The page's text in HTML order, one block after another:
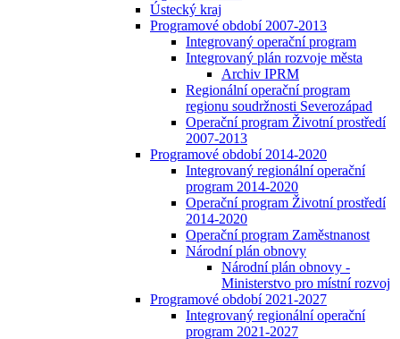
Ústecký kraj
Programové období 2007-2013
Integrovaný operační program
Integrovaný plán rozvoje města
Archiv IPRM
Regionální operační program
regionu soudržnosti Severozápad
Operační program Životní prostředí
2007-2013
Programové období 2014-2020
Integrovaný regionální operační
program 2014-2020
Operační program Životní prostředí
2014-2020
Operační program Zaměstnanost
Národní plán obnovy
Národní plán obnovy -
Ministerstvo pro místní rozvoj
Programové období 2021-2027
Integrovaný regionální operační
program 2021-2027